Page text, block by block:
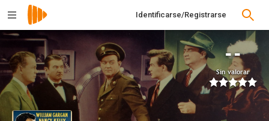
Identificarse/Registrarse
--
Sin valorar